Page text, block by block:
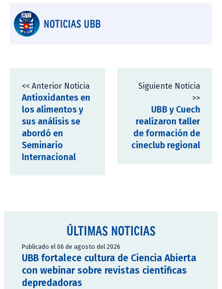
NOTICIAS UBB
<< Anterior Noticia
Antioxidantes en
los alimentos y
sus análisis se
abordó en
Seminario
Internacional
Siguiente Noticia
>>
UBB y Cuech
realizaron taller
de formación de
cineclub regional
ÚLTIMAS NOTICIAS
Publicado el 06 de agosto del 2026
UBB fortalece cultura de Ciencia Abierta
con webinar sobre revistas científicas
depredadoras